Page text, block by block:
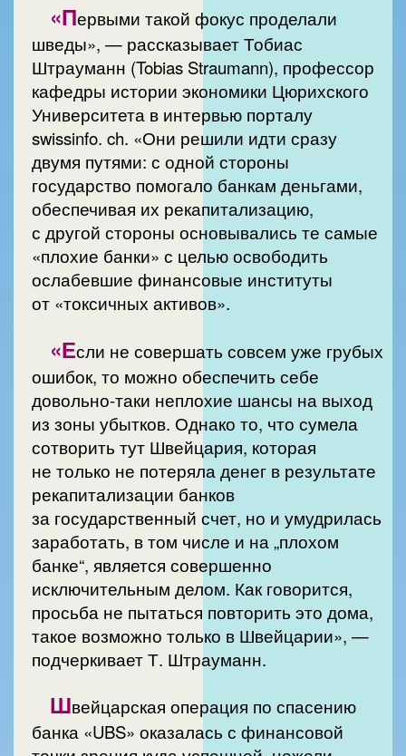
«Первыми такой фокус проделали
шведы», — рассказывает Тобиас
Штрауманн (Tobias Straumann), профессор
кафедры истории экономики Цюрихского
Университета в интервью порталу
swissinfo. ch. «Они решили идти сразу
двумя путями: с одной стороны
государство помогало банкам деньгами,
обеспечивая их рекапитализацию,
с другой стороны основывались те самые
«плохие банки» с целью освободить
ослабевшие финансовые институты
от «токсичных активов».
«Если не совершать совсем уже грубых
ошибок, то можно обеспечить себе
довольно-таки неплохие шансы на выход
из зоны убытков. Однако то, что сумела
сотворить тут Швейцария, которая
не только не потеряла денег в результате
рекапитализации банков
за государственный счет, но и умудрилась
заработать, в том числе и на „плохом
банке“, является совершенно
исключительным делом. Как говорится,
просьба не пытаться повторить это дома,
такое возможно только в Швейцарии», —
подчеркивает Т. Штрауманн.
Швейцарская операция по спасению
банка «UBS» оказалась с финансовой